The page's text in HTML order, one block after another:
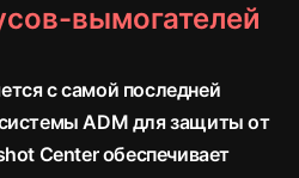
вымогателей
с самой последней
ADM для защиты от
Center обеспечивает